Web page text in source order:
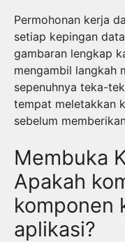
Permohonan kerja
setiap kepingan
gambaran lengkap
mengambil langkah
sepenuhnya teka-
tempat meletakkan
sebelum
Membuka
Apakah
komponen
aplikasi?